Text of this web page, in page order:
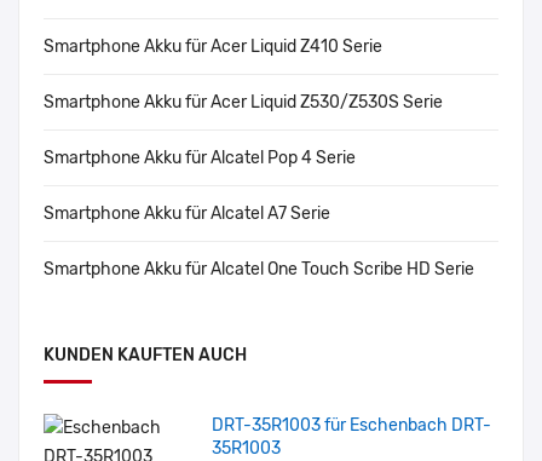
Smartphone Akku für Acer Liquid Z410 Serie
Smartphone Akku für Acer Liquid Z530/Z530S Serie
Smartphone Akku für Alcatel Pop 4 Serie
Smartphone Akku für Alcatel A7 Serie
Smartphone Akku für Alcatel One Touch Scribe HD Serie
KUNDEN KAUFTEN AUCH
DRT-35R1003 für Eschenbach DRT-
35R1003